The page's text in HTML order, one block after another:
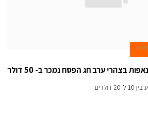
בצהרי ערב חג הפסח נמכר ב- 50 דולר